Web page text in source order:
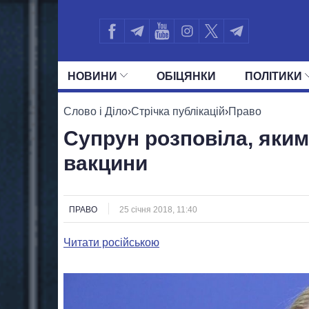
НОВИНИ ОБIЦЯНКИ ПОЛIТИКИ
УСІ ПОЛІТИКИ ПРЕЗИДЕНТ І ОФІС
Слово і Діло›Стрічка публікацій›Право
Супрун розповіла,
вакцини
ПРАВО 25 січня 2018, 11:40
Читати російською